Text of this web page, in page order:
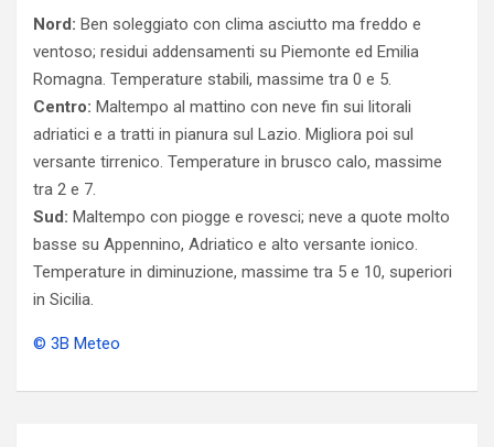
Nord: Ben soleggiato con clima asciutto ma freddo e
ventoso; residui addensamenti su Piemonte ed Emilia
Romagna. Temperature stabili, massime tra 0 e 5.
Centro: Maltempo al mattino con neve fin sui litorali
adriatici e a tratti in pianura sul Lazio. Migliora poi sul
versante tirrenico. Temperature in brusco calo, massime
tra 2 e 7.
Sud: Maltempo con piogge e rovesci; neve a quote molto
basse su Appennino, Adriatico e alto versante ionico.
Temperature in diminuzione, massime tra 5 e 10, superiori
in Sicilia.
© 3B Meteo